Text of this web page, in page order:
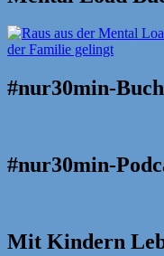
#nur30min-
#nur30min-
Mit Kindern